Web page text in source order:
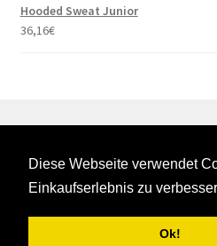
Diese Webseite verwendet
Einkaufserlebnis zu
Ok!
Hooded Sweat Junior
36,16€
© Onlineshop International
Datenschutzerklärung
Erstellt